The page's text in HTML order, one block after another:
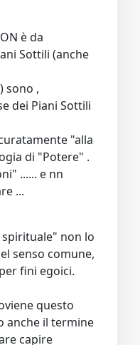
è da
Sottili (anche
sono ,
dei Piani Sottili
"alla
di "Potere" .
...... e nn
...
non lo
senso comune,
fini egoici.
questo
anche il termine
capire